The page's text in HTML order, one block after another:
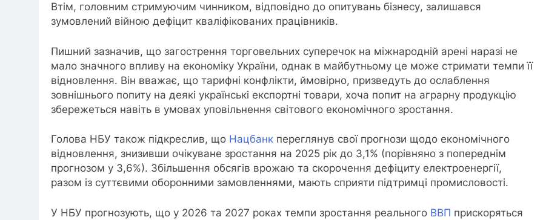
Втім, головним стримуючим чинником, відповідно до опитувань бізнесу, залишався
зумовлений війною дефіцит кваліфікованих працівників.
Пишний зазначив, що загострення торговельних суперечок на міжнародній арені наразі не
мало значного впливу на економіку України, однак в майбутньому це може стримати темпи її
відновлення. Він вважає, що тарифні конфлікти, ймовірно, призведуть до ослаблення
зовнішнього попиту на деякі українські експортні товари, хоча попит на аграрну продукцію
збережеться навіть в умовах уповільнення світового економічного зростання.
Голова НБУ також підкреслив, що Нацбанк переглянув свої прогнози щодо економічного
відновлення, знизивши очікуване зростання на 2025 рік до 3,1% (порівняно з попереднім
прогнозом у 3,6%). Збільшення обсягів врожаю та скорочення дефіциту електроенергії,
разом із суттєвими оборонними замовленнями, мають сприяти підтримці промисловості.
У НБУ прогнозують, що у 2026 та 2027 роках темпи зростання реального ВВП прискоряться